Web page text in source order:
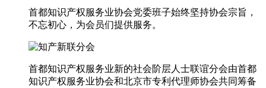
首都知识产权服务业协会党委班子始终坚持协会宗旨，
不忘初心，为会员们提供服务。
首都知识产权服务业新的社会阶层人士联谊分会由首都
知识产权服务业协会和北京市专利代理师协会共同筹备